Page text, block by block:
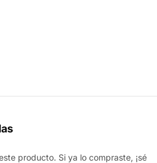
producto. Si ya lo compraste, ¡sé